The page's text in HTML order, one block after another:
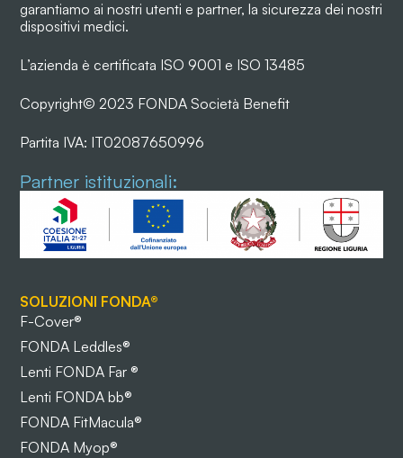
garantiamo ai nostri utenti e partner, la sicurezza dei nostri
dispositivi medici.
L’azienda è certificata ISO 9001 e ISO 13485
Copyright© 2023 FONDA Società Benefit
Partita IVA: IT02087650996
Partner istituzionali:
SOLUZIONI FONDA®
F-Cover®
FONDA Leddles®
Lenti FONDA Far ®
Lenti FONDA bb®
FONDA FitMacula®
FONDA Myop®